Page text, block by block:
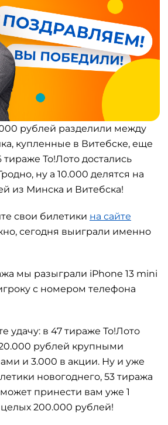
рублей разделили между
купленные в Витебске, еще
То!Лото достались
ну а 10.000 делятся на
из Минска и Витебска!
свои билетики на сайте
сегодня выиграли именно
мы разыграли iPhone 13 mini
с номером телефона
удачу: в 47 тираже То!Лото
рублей крупными
и 3.000 в акции. Ну и уже
новогоднего, 53 тиража
принести вам уже 1
200.000 рублей!